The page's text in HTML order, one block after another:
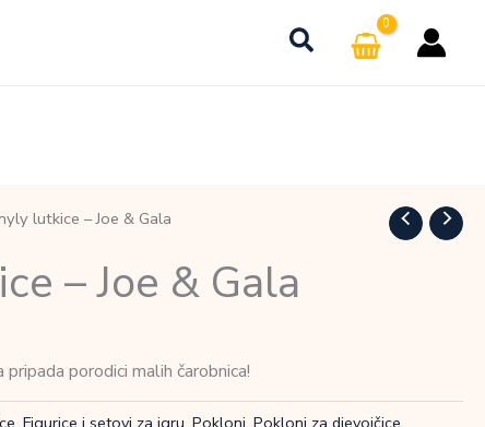
lutkice – Joe & Gala
– Joe & Gala
porodici malih čarobnica!
, Figurice i setovi za igru, Pokloni, Pokloni za djevojčice